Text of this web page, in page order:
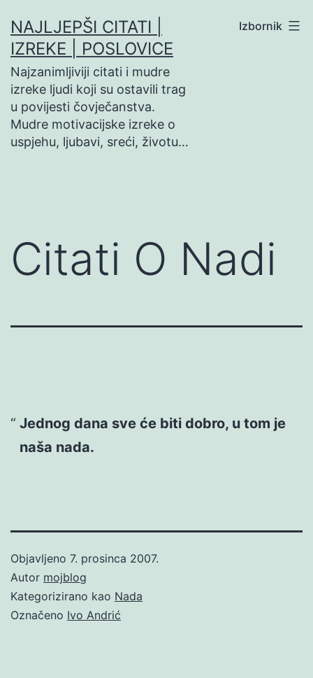
na
sadržaj
NAJLJEPŠI CITATI |
IZREKE | POSLOVICE
Najzanimljiviji citati i mudre
izreke ljudi koji su ostavili trag
u povijesti čovječanstva.
Mudre motivacijske izreke o
uspjehu, ljubavi, sreći, životu…
Izbornik
Citati O Nadi
Jednog dana sve će biti dobro, u tom je
naša nada.
Objavljeno 7. prosinca 2007.
Autor mojblog
Kategorizirano kao Nada
Označeno Ivo Andrić